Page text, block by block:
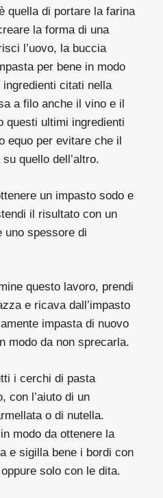
quella di portare la farina
la forma di una
l’uovo, la buccia
per bene in modo
citati nella
a filo anche il vino e il
questi ultimi ingredienti
equo per evitare che il
quello dell’altro.
un impasto sodo e
il risultato con un
uno spessore di
questo lavoro, prendi
e ricava dall’impasto
impasta di nuovo
modo da non sprecarla.
i cerchi di pasta
con l’aiuto di un
o di nutella.
modo da ottenere la
e sigilla bene i bordi con
solo con le dita.